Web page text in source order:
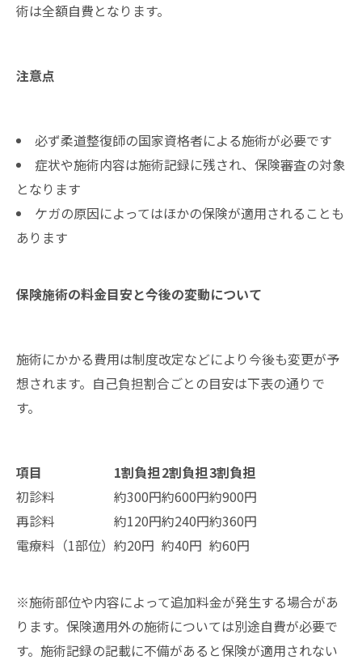
術は全額自費となります。
注意点
必ず柔道整復師の国家資格者による施術が必要です
症状や施術内容は施術記録に残され、保険審査の対象
となります
ケガの原因によってはほかの保険が適用されることも
あります
保険施術の料金目安と今後の変動について
施術にかかる費用は制度改定などにより今後も変更が予
想されます。自己負担割合ごとの目安は下表の通りで
す。
項目 1割負担2割負担3割負担
初診料
約300円約600円約900円
再診料
約120円約240円約360円
電療料（1部位） 約20円 約40円 約60円
※施術部位や内容によって追加料金が発生する場合があ
ります。保険適用外の施術については別途自費が必要で
す。施術記録の記載に不備があると保険が適用されない